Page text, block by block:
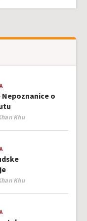
o
Khu
Khu